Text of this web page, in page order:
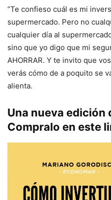
“Te confieso cuál es mi
supermercado. Pero no
cualquier día al
sino que yo digo que mi
AHORRAR. Y te invito que
verás cómo de a poquito se
alienta.
Una nueva edición
Compralo en este